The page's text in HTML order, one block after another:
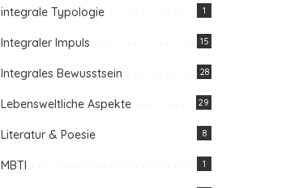
integrale Typologie 1
Integraler Impuls 15
Integrales Bewusstsein 28
Lebensweltliche Aspekte 29
Literatur & Poesie 8
MBTI 1